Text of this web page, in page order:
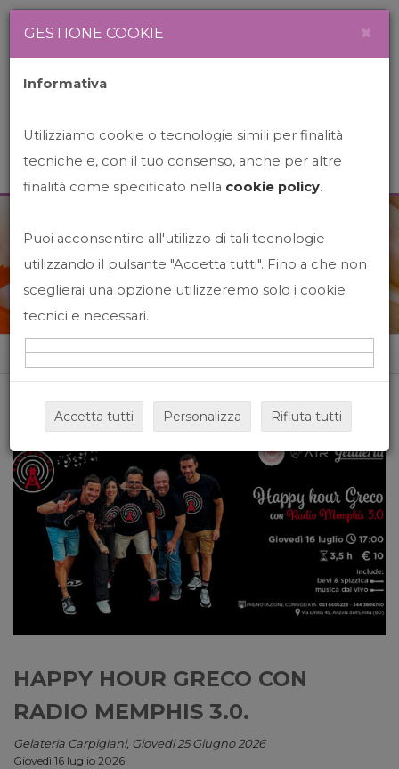
News&Events
Home News&events
HAPPY HOUR GRECO CON
RADIO MEMPHIS 3.0.
Gelateria Carpigiani, Giovedi 25 Giugno 2026
Giovedì 16 luglio 2026
GESTIONE COOKIE ×
Informativa
Utilizziamo cookie o tecnologie simili per finalità
tecniche e, con il tuo consenso, anche per altre
finalità come specificato nella cookie policy.
Puoi acconsentire all'utilizzo di tali tecnologie
utilizzando il pulsante "Accetta tutti". Fino a che non
sceglierai una opzione utilizzeremo solo i cookie
tecnici e necessari.
Accetta tutti Personalizza Rifiuta tutti